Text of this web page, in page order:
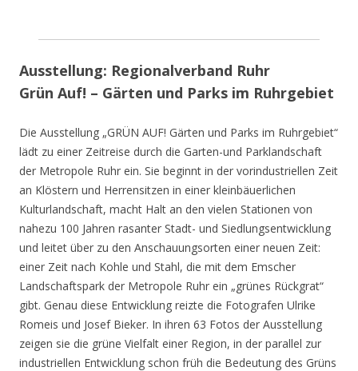
Ausstellung: Regionalverband Ruhr
Grün Auf! – Gärten und Parks im Ruhrgebiet
Die Ausstellung „GRÜN AUF! Gärten und Parks im Ruhrgebiet“
lädt zu einer Zeitreise durch die Garten-und Parklandschaft
der Metropole Ruhr ein. Sie beginnt in der vorindustriellen Zeit
an Klöstern und Herrensitzen in einer kleinbäuerlichen
Kulturlandschaft, macht Halt an den vielen Stationen von
nahezu 100 Jahren rasanter Stadt- und Siedlungsentwicklung
und leitet über zu den Anschauungsorten einer neuen Zeit:
einer Zeit nach Kohle und Stahl, die mit dem Emscher
Landschaftspark der Metropole Ruhr ein „grünes Rückgrat“
gibt. Genau diese Entwicklung reizte die Fotografen Ulrike
Romeis und Josef Bieker. In ihren 63 Fotos der Ausstellung
zeigen sie die grüne Vielfalt einer Region, in der parallel zur
industriellen Entwicklung schon früh die Bedeutung des Grüns